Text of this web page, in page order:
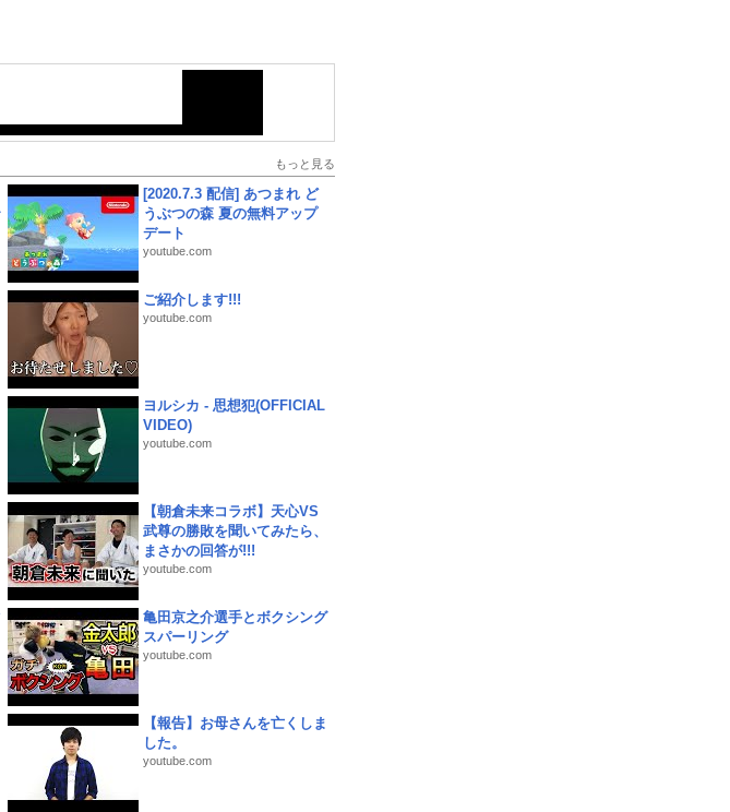
もっと見る
[2020.7.3 配信] あつまれ ど
うぶつの森 夏の無料アップ
デート
youtube.com
ご紹介します!!!
youtube.com
ヨルシカ - 思想犯(OFFICIAL
VIDEO)
youtube.com
【朝倉未来コラボ】天心VS
武尊の勝敗を聞いてみたら、
まさかの回答が!!!
youtube.com
亀田京之介選手とボクシング
スパーリング
youtube.com
【報告】お母さんを亡くしま
した。
youtube.com